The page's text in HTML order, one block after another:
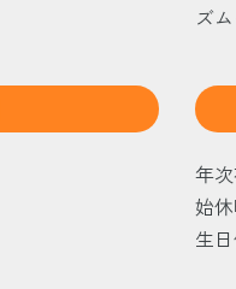
ズ
年
始
生